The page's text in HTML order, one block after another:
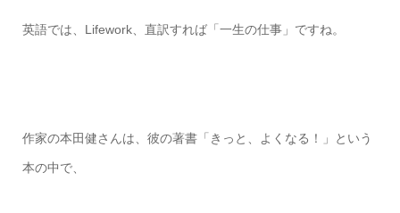
英語では、Lifework、直訳すれば「一生の仕事」ですね。
作家の本田健さんは、彼の著書「きっと、よくなる！」という
本の中で、